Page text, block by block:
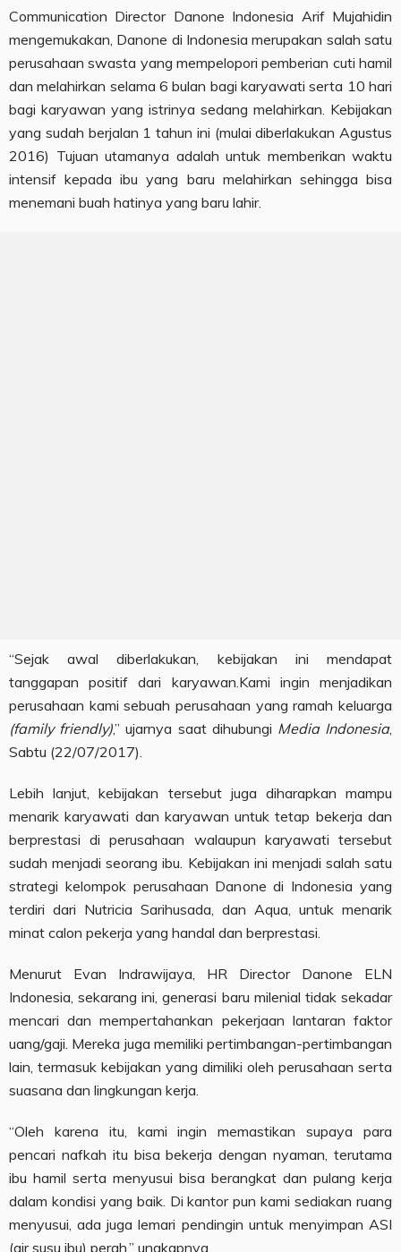
Communication Director Danone Indonesia Arif Mujahidin
mengemukakan, Danone di Indonesia merupakan salah satu
perusahaan swasta yang mempelopori pemberian cuti hamil
dan melahirkan selama 6 bulan bagi karyawati serta 10 hari
bagi karyawan yang istrinya sedang melahirkan. Kebijakan
yang sudah berjalan 1 tahun ini (mulai diberlakukan Agustus
2016) Tujuan utamanya adalah untuk memberikan waktu
intensif kepada ibu yang baru melahirkan sehingga bisa
menemani buah hatinya yang baru lahir.
“Sejak awal diberlakukan, kebijakan ini mendapat
tanggapan positif dari karyawan.Kami ingin menjadikan
perusahaan kami sebuah perusahaan yang ramah keluarga
(family friendly),” ujarnya saat dihubungi Media Indonesia,
Sabtu (22/07/2017).
Lebih lanjut, kebijakan tersebut juga diharapkan mampu
menarik karyawati dan karyawan untuk tetap bekerja dan
berprestasi di perusahaan walaupun karyawati tersebut
sudah menjadi seorang ibu. Kebijakan ini menjadi salah satu
strategi kelompok perusahaan Danone di Indonesia yang
terdiri dari Nutricia Sarihusada, dan Aqua, untuk menarik
minat calon pekerja yang handal dan berprestasi.
Menurut Evan Indrawijaya, HR Director Danone ELN
Indonesia, sekarang ini, generasi baru milenial tidak sekadar
mencari dan mempertahankan pekerjaan lantaran faktor
uang/gaji. Mereka juga memiliki pertimbangan-pertimbangan
lain, termasuk kebijakan yang dimiliki oleh perusahaan serta
suasana dan lingkungan kerja.
“Oleh karena itu, kami ingin memastikan supaya para
pencari nafkah itu bisa bekerja dengan nyaman, terutama
ibu hamil serta menyusui bisa berangkat dan pulang kerja
dalam kondisi yang baik. Di kantor pun kami sediakan ruang
menyusui, ada juga lemari pendingin untuk menyimpan ASI
(air susu ibu) perah,” ungkapnya.